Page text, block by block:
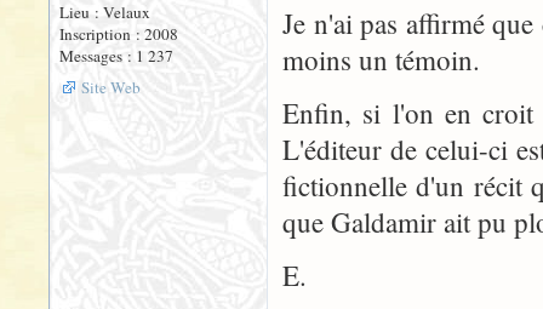
Lieu : Velaux
Inscription : 2008
Messages : 1 237
Site Web
Je n'ai pas affirmé
moins un témoin.
Enfin, si l'on en croit
L'éditeur de celui-ci
fictionnelle d'un récit
que Galdamir ait pu
E.